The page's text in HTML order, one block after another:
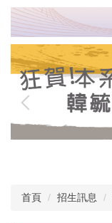
跳
到
主
內
首頁 招生訊息